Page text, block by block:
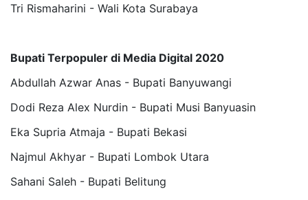
Tri Rismaharini - Wali Kota Surabaya
Bupati Terpopuler di Media Digital 2020
Abdullah Azwar Anas - Bupati Banyuwangi
Dodi Reza Alex Nurdin - Bupati Musi Banyuasin
Eka Supria Atmaja - Bupati Bekasi
Najmul Akhyar - Bupati Lombok Utara
Sahani Saleh - Bupati Belitung